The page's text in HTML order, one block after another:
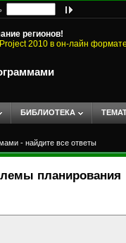
регионов!
2010 в он-лайн
БИБЛИОТЕКА
- найдите все ответы
планирования